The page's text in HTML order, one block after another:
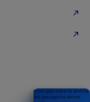
O seu guia sobre os direitos
dos passageiros aéreos